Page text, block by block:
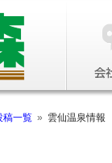
稿一覧 » 雲仙温泉情報